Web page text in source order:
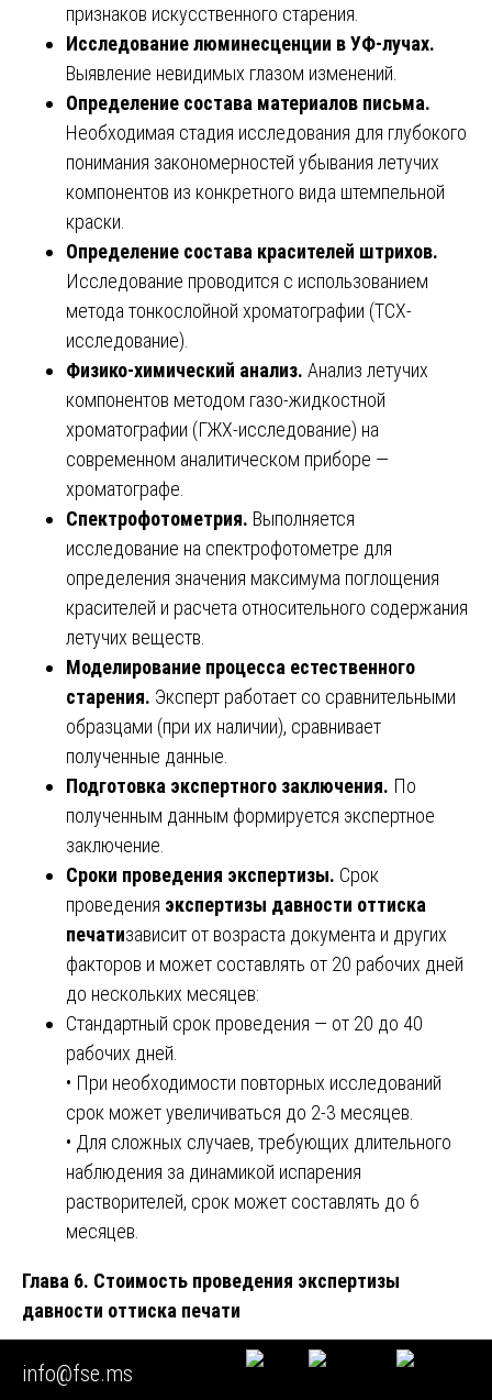
признаков искусственного старения.
Исследование люминесценции в УФ-лучах.
Выявление невидимых глазом изменений.
Определение состава материалов письма.
Необходимая стадия исследования для глубокого
понимания закономерностей убывания летучих
компонентов из конкретного вида штемпельной
краски.
Определение состава красителей штрихов.
Исследование проводится с использованием
метода тонкослойной хроматографии (ТСХ-
исследование).
Физико-химический анализ. Анализ летучих
компонентов методом газо-жидкостной
хроматографии (ГЖХ-исследование) на
современном аналитическом приборе —
хроматографе.
Спектрофотометрия. Выполняется
исследование на спектрофотометре для
определения значения максимума поглощения
красителей и расчета относительного содержания
летучих веществ.
Моделирование процесса естественного
старения. Эксперт работает со сравнительными
образцами (при их наличии), сравнивает
полученные данные.
Подготовка экспертного заключения. По
полученным данным формируется экспертное
заключение.
Сроки проведения экспертизы. Срок
проведения экспертизы давности оттиска
печатизависит от возраста документа и других
факторов и может составлять от 20 рабочих дней
до нескольких месяцев:
Стандартный срок проведения — от 20 до 40
рабочих дней.
• При необходимости повторных исследований
срок может увеличиваться до 2-3 месяцев.
• Для сложных случаев, требующих длительного
наблюдения за динамикой испарения
растворителей, срок может составлять до 6
месяцев.
Глава 6. Стоимость проведения экспертизы
давности оттиска печати
При планировании судебных расходов важно понимать,
как формируется стоимость
info@fse.ms